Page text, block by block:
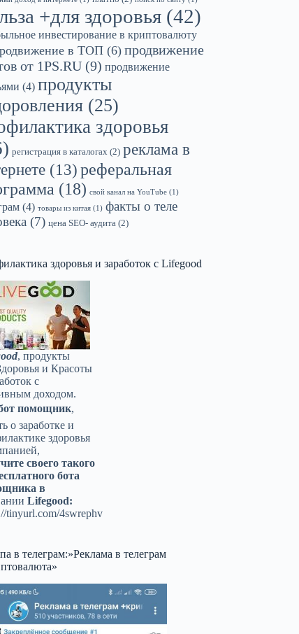
+для здоровья (42)
инвестирование в криптовалюту
в ТОП (6) продвижение
от 1PS.RU (9) продвижение
(4) продукты
(25)
здоровья
регистрация в каталогах (2) реклама в
(13) реферальная
(18) свой канал на YouTube (1)
(4) товары из китая (1) факты о теле
(7) цена SEO- аудита (2)
здоровья и заработок с Lifegood
, продукты
и Красоты
с
доходом.
помощник,
о заработке и
здоровья
своего такого
бота
в
Lifegood:
tinyurl.com/4swrephv
в телеграм:»Реклама в телеграм